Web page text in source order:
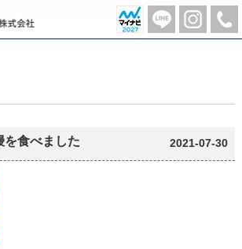
不動産のことならアパマンショップ蓮田店-丸岩産業株式会社-
を食べました 2021-07-30